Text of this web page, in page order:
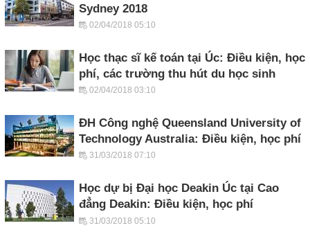
Sydney 2018
02/04/2018 05:10
Học thạc sĩ kế toán tại Úc: Điều kiện, học
phí, các trường thu hút du học sinh
02/04/2018 03:10
ĐH Công nghệ Queensland University of
Technology Australia: Điều kiện, học phí
31/03/2018 07:10
Học dự bị Đại học Deakin Úc tại Cao
đẳng Deakin: Điều kiện, học phí
31/03/2018 05:10